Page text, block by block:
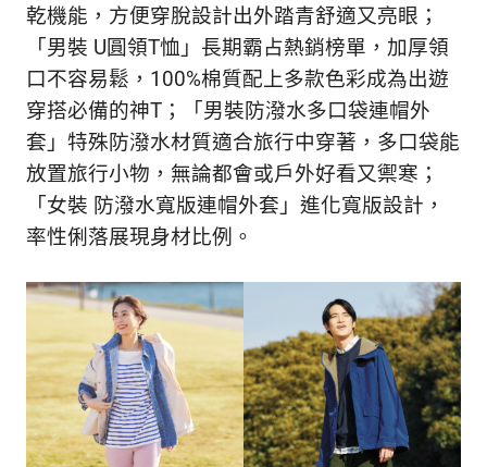
乾機能，方便穿脫設計出外踏青舒適又亮眼；
「男裝 U圓領T恤」長期霸占熱銷榜單，加厚領
口不容易鬆，100%棉質配上多款色彩成為出遊
穿搭必備的神T；「男裝防潑水多口袋連帽外
套」特殊防潑水材質適合旅行中穿著，多口袋能
放置旅行小物，無論都會或戶外好看又禦寒；
「女裝 防潑水寬版連帽外套」進化寬版設計，
率性俐落展現身材比例。